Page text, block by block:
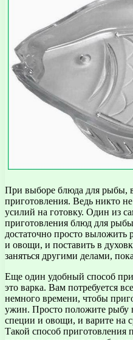
При выборе блюда для рыбы,
приготовления. Ведь никто
усилий на готовку. Один из
приготовления блюд для
достаточно просто выложить
и овощи, и поставить в
заняться другими делами,
Еще один удобный способ
это варка. Вам потребуется
немного времени, чтобы
ужин. Просто положите рыбу
специи и овощи, и варите на
Такой способ приготовления